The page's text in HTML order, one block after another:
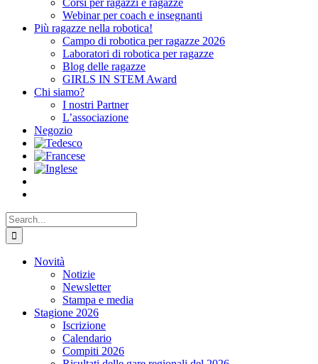
Corsi per ragazzi e ragazze
Webinar per coach e insegnanti
Più ragazze nella robotica!
Campo di robotica per ragazze 2026
Laboratori di robotica per ragazze
Blog delle ragazze
GIRLS IN STEM Award
Chi siamo?
I nostri Partner
L’associazione
Negozio
Search
for:
Novità
Notizie
Newsletter
Stampa e media
Stagione 2026
Iscrizione
Calendario
Compiti 2026